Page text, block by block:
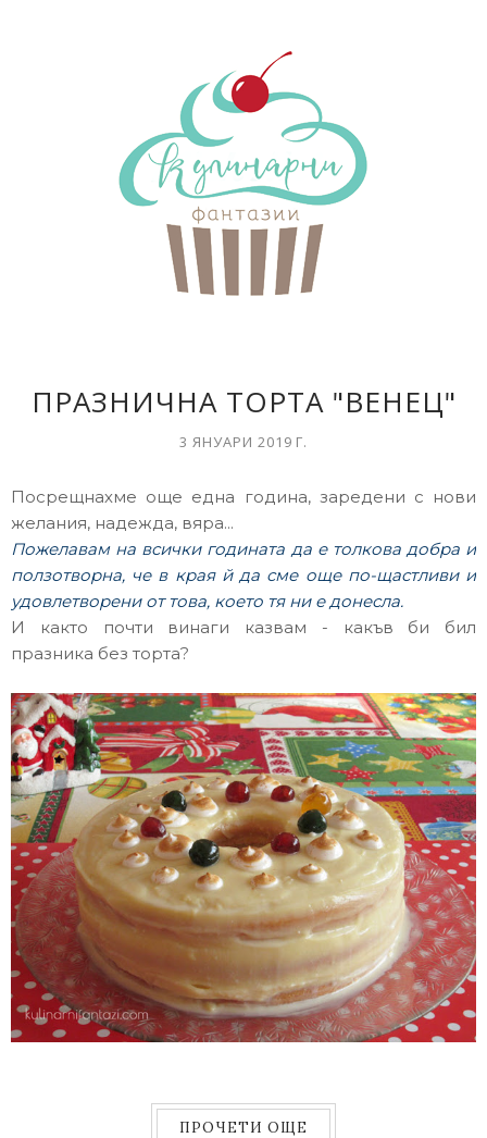
ПРАЗНИЧНА ТОРТА "ВЕНЕЦ"
3 ЯНУАРИ 2019 Г.
Посрещнахме още една година, заредени с нови
желания, надежда, вяра...
Пожелавам на всички годината да е толкова добра и
ползотворна, че в края й да сме още по-щастливи и
удовлетворени от това, което тя ни е донесла.
И както почти винаги казвам - какъв би бил
празника без торта?
ПРОЧЕТИ ОЩЕ